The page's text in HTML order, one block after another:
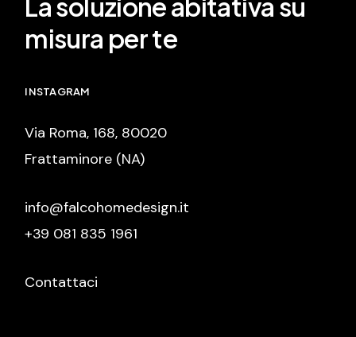
misura per te
INSTAGRAM
Via Roma, 168, 80020
Frattaminore (NA)
info@falcohomedesign.it
+39 081 835 1961
Contattaci